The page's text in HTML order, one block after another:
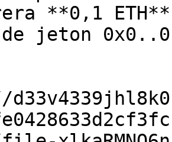
**0,1
de jeton